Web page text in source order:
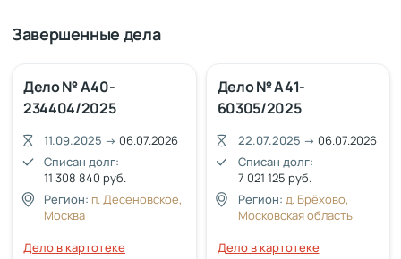
Завершенные дела
Дело № А40-
234404/2025
11.09.2025 → 06.07.2026
Списан долг:
11 308 840 руб.
Регион: п. Десеновское,
Москва
Дело в картотеке
Дело № А41-
60305/2025
22.07.2025 → 06.07.2026
Списан долг:
7 021 125 руб.
Регион: д. Брёхово,
Московская область
Дело в картотеке